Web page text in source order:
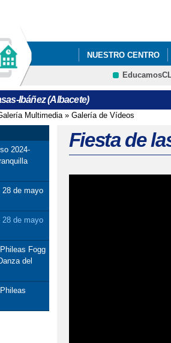
NUESTRO CENTRO
Ibáñez (Albacete)
usted aquí
Multimedia» Galería de Vídeos
2024-
28 de mayo
28 de mayo
Fogg
del
Fiesta de